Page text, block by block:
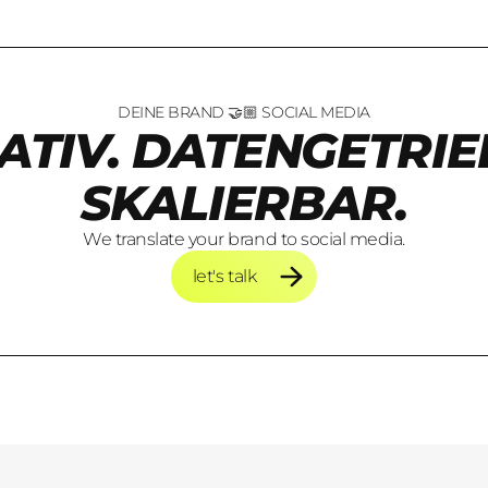
DEINE BRAND 🤝🏼 SOCIAL MEDIA
SKALIERBAR.
We translate your brand to social media.
let's talk
let's talk